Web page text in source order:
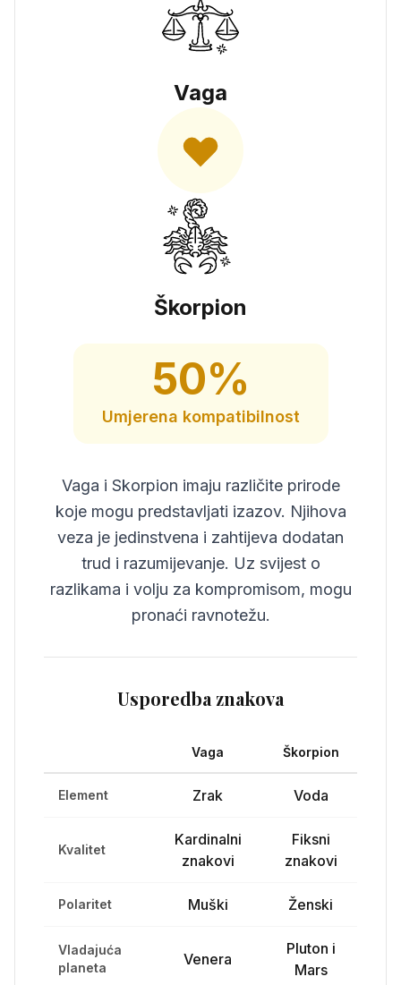
Vaga
Škorpion
50%
Umjerena kompatibilnost
Vaga i Skorpion imaju različite prirode
koje mogu predstavljati izazov. Njihova
veza je jedinstvena i zahtijeva dodatan
trud i razumijevanje. Uz svijest o
razlikama i volju za kompromisom, mogu
pronaći ravnotežu.
Usporedba znakova
Vaga Škorpion
Element Zrak Voda
Kvalitet
Kardinalni
znakovi
Fiksni
znakovi
Polaritet Muški Ženski
Vladajuća
planeta
Venera
Pluton i
Mars